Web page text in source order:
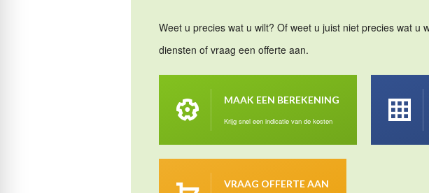
Weet u precies wat u wilt? Of weet u juist niet precies wat
diensten of vraag een offerte aan.
MAAK EEN BEREKENING
Krijg snel een indicatie van de kosten
VRAAG OFFERTE AAN